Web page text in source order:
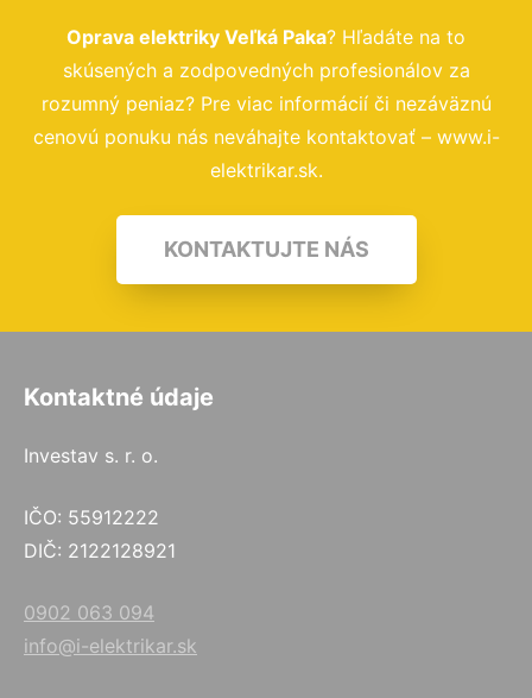
Oprava elektriky Veľká Paka? Hľadáte na to
skúsených a zodpovedných profesionálov za
rozumný peniaz? Pre viac informácií či nezáväznú
cenovú ponuku nás neváhajte kontaktovať – www.i-
elektrikar.sk.
KONTAKTUJTE NÁS
Kontaktné údaje
Investav s. r. o.
IČO: 55912222
DIČ: 2122128921
0902 063 094
info@i-elektrikar.sk